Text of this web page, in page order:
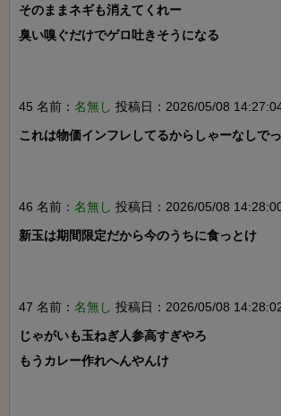
そのままネギも消えてくれー
臭い嗅ぐだけでゲロ吐きそうになる
45 名前： 名無し 投稿日：2026/05/08
これは物価インフレしてるからしゃーなしで
46 名前： 名無し 投稿日：2026/05/08
新玉は期間限定だから今のうちに食っとけ
47 名前： 名無し 投稿日：2026/05/08
じゃがいも玉ねぎ人参高すぎやろ
もうカレー作れへんやんけ